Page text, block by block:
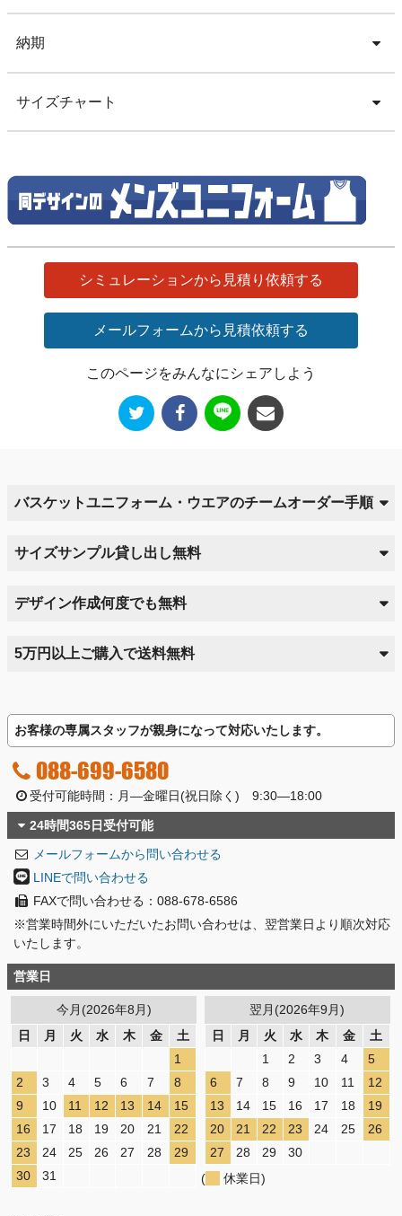
納期
サイズチャート
シミュレーションから見積り依頼する
メールフォームから見積依頼する
このページをみんなにシェアしよう
バスケットユニフォーム・ウエアのチームオーダー手順
サイズサンプル貸し出し無料
デザイン作成何度でも無料
5万円以上ご購入で送料無料
お客様の専属スタッフが親身になって対応いたします。
088-699-6580
受付可能時間：月―金曜日(祝日除く) 9:30―18:00
24時間365日受付可能
メールフォームから問い合わせる
LINEで問い合わせる
FAXで問い合わせる：088-678-6586
※営業時間外にいただいたお問い合わせは、翌営業日より順次対応
いたします。
営業日
今月(2026年8月)
日
月 火 水 木 金
土
1
2
3 4 5 6 7
8
9
10 11 12 13 14
15
16
17 18 19 20 21
22
23
24 25 26 27 28
29
30
31
翌月(2026年9月)
日
月 火 水 木 金
土
1
2 3 4
5
6
7 8 9 10 11
12
13
14 15 16 17 18
19
20
21 22 23 24 25
26
27
28 29
30
(
休業日)